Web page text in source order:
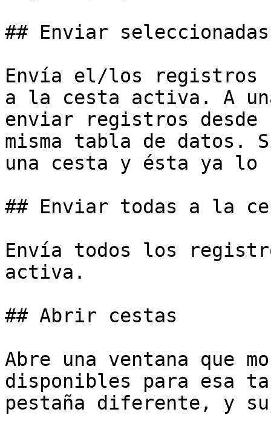
## Enviar
Envía el/los registros
a la cesta activa. A
enviar registros
misma tabla de datos.
una cesta y ésta ya
## Enviar todas a la
Envía todos los
activa.
## Abrir cestas
Abre una ventana que
disponibles para esa
pestaña diferente, y